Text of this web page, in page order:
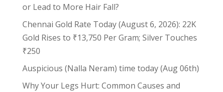
or Lead to More Hair Fall?
Chennai Gold Rate Today (August 6, 2026): 22K
Gold Rises to ₹13,750 Per Gram; Silver Touches
₹250
Auspicious (Nalla Neram) time today (Aug 06th)
Why Your Legs Hurt: Common Causes and